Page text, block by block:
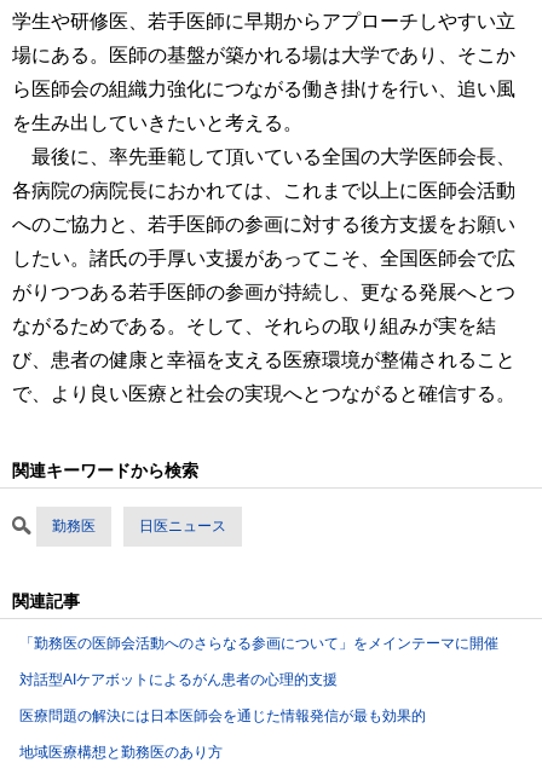
学生や研修医、若手医師に早期からアプローチしやすい立
場にある。医師の基盤が築かれる場は大学であり、そこか
ら医師会の組織力強化につながる働き掛けを行い、追い風
を生み出していきたいと考える。
最後に、率先垂範して頂いている全国の大学医師会長、
各病院の病院長におかれては、これまで以上に医師会活動
へのご協力と、若手医師の参画に対する後方支援をお願い
したい。諸氏の手厚い支援があってこそ、全国医師会で広
がりつつある若手医師の参画が持続し、更なる発展へとつ
ながるためである。そして、それらの取り組みが実を結
び、患者の健康と幸福を支える医療環境が整備されること
で、より良い医療と社会の実現へとつながると確信する。
関連キーワードから検索
勤務医 日医ニュース
関連記事
「勤務医の医師会活動へのさらなる参画について」をメインテーマに開催
対話型AIケアボットによるがん患者の心理的支援
医療問題の解決には日本医師会を通じた情報発信が最も効果的
地域医療構想と勤務医のあり方